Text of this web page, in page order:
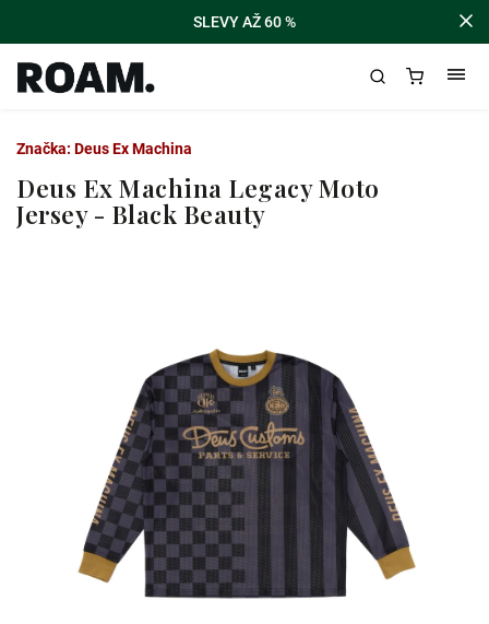
SLEVY AŽ 60 %
Deus Ex Machina Legacy Moto
Jersey - Black Beauty
Značka: Deus Ex Machina